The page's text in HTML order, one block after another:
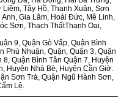
Tây Hồ, Thanh Xuân, Sơn
Gia Lâm, Hoài Đức, Mê Linh,
Sơn, Thạch ThấtThanh Oai,
9, Quận Gò Vấp, Quận Bình
Phú Nhuận, Quận, Quận 3, Quận
8, Quận Bình Tân Quận 7, Huyện
Huyện Nhà Bè, Huyện Cần Giờ.
Sơn Trà, Quận Ngũ Hành Sơn,
Lệ.